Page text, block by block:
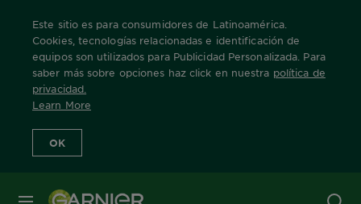
Este sitio es para consumidores de Latinoamérica.
Cookies, tecnologías relacionadas e identificación de
equipos son utilizados para Publicidad Personalizada. Para
saber más sobre opciones haz click en nuestra política de
privacidad
Learn More
OK
MENÚ
Home Tips